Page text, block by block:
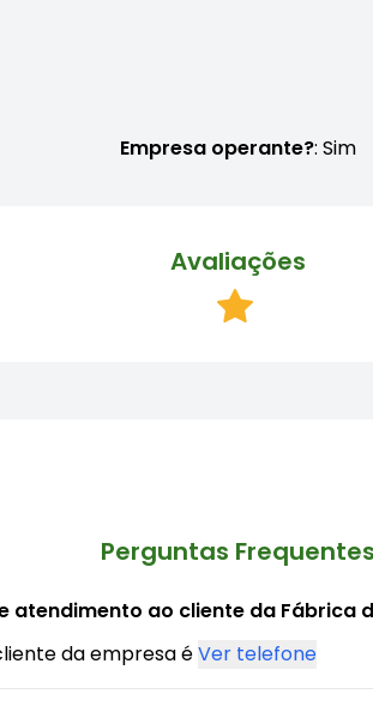
Empresa operante?: Sim
Avaliações
Perguntas Frequentes
atendimento ao cliente da Fábrica
da empresa éVer telefone